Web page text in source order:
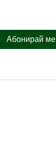
Абонирай ме